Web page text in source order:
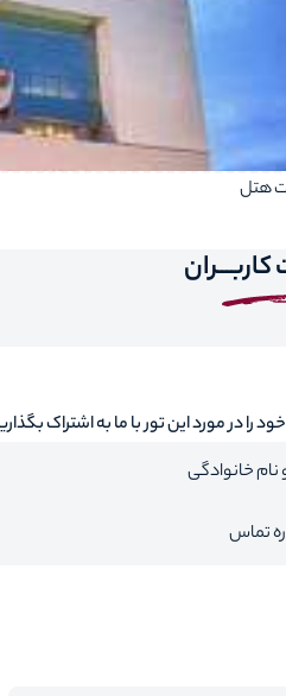
هتل
کاربـــران
را در مورد این تور با ما به اشتراک